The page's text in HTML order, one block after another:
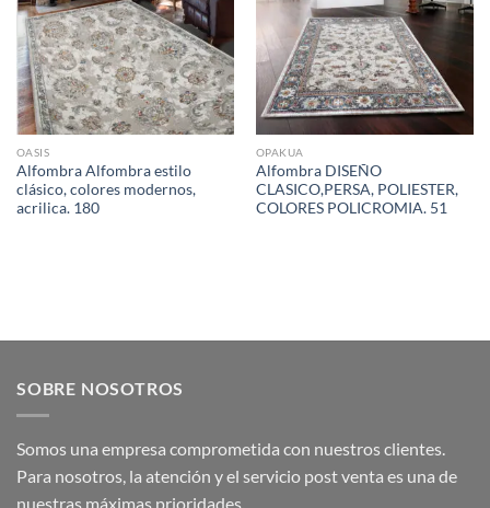
OASIS
Alfombra Alfombra estilo
clásico, colores modernos,
acrilica. 180
OPAKUA
Alfombra DISEÑO
CLASICO,PERSA, POLIESTER,
COLORES POLICROMIA. 51
SOBRE NOSOTROS
Somos una empresa comprometida con nuestros clientes.
Para nosotros, la atención y el servicio post venta es una de
nuestras máximas prioridades.